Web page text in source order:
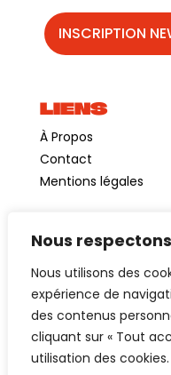
Nous
Nous utilisons des
expérience de
des contenus
cliquant sur « Tout
utilisation des cookies.
LIENS
À Propos
Contact
Mentions légales
Création site